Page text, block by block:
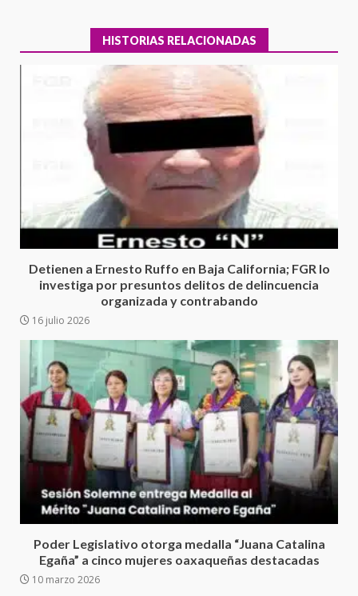
HISTORIAS RELACIONADAS
Detienen a Ernesto Ruffo en Baja California; FGR lo
investiga por presuntos delitos de delincuencia
organizada y contrabando
16 julio 2026
Poder Legislativo otorga medalla “Juana Catalina
Egaña” a cinco mujeres oaxaqueñas destacadas
10 marzo 2026
3
Ciudad Salud: justicia social para
Oaxaca
4
Encuentro de Ariadna Montiel
Cruz reafirma la consolidación
de la transformación en
territorio oaxaqueño
30 julio 2026
5
Secretaría de Gobierno refuerza
presencia institucional en San
Juan Mazatlán
20 julio 2026
6
Sanciona Municipio de Oaxaca
de Juárez caso de maltrato
animal tras denuncia ciudadana
16 julio 2026